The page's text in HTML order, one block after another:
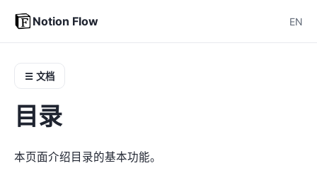
Notion Flow EN
☰ 文档
目录
本页面介绍目录的基本功能。